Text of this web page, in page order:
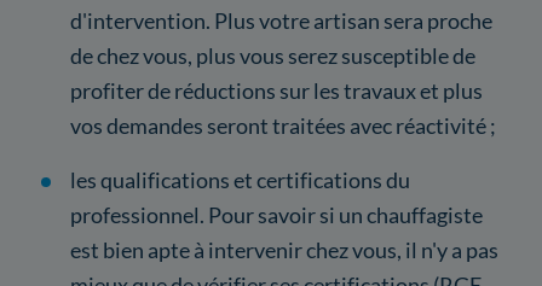
d'intervention. Plus votre artisan sera proche
de chez vous, plus vous serez susceptible de
profiter de réductions sur les travaux et plus
vos demandes seront traitées avec réactivité ;
les qualifications et certifications du
professionnel. Pour savoir si un chauffagiste
est bien apte à intervenir chez vous, il n'y a pas